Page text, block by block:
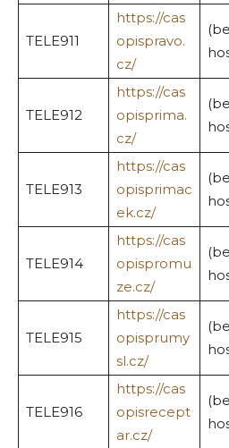
TELE911
https://cas
opispravo.
cz/
TELE912
https://cas
opisprima.
cz/
TELE913
https://cas
opisprimac
ek.cz/
TELE914
https://cas
opispromu
ze.cz/
TELE915
https://cas
opisprumy
sl.cz/
TELE916
https://cas
opisrecept
ar.cz/